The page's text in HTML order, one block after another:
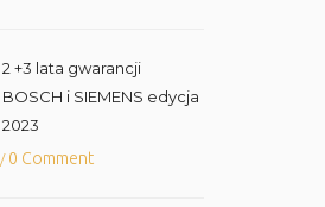
2 +3 lata gwarancji
BOSCH i SIEMENS edycja
2023
/0 Comment